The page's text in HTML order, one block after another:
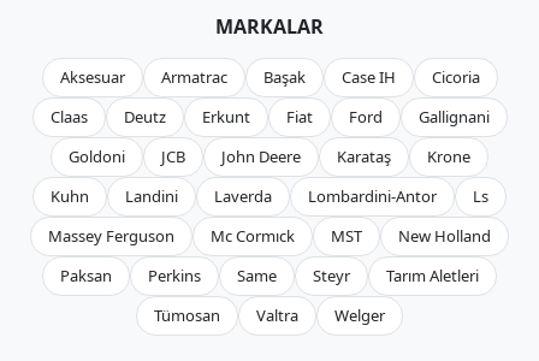
MARKALAR
Aksesuar Armatrac Başak Case IH
Cicoria
Claas
Deutz Erkunt Fiat Ford
Gallignani
Goldoni
JCB John Deere Karataş
Krone
Kuhn
Landini Laverda Lombardini-Antor
Ls
Massey Ferguson
Mc Cormıck MST
New Holland
Paksan
Perkins Same Steyr
Tarım Aletleri
Tümosan
Valtra Welger